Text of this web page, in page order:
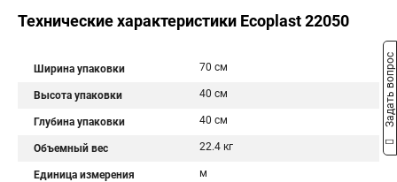
Технические характеристики Ecoplast 22050
Ширина упаковки 70 см
Высота упаковки 40 см
Глубина упаковки 40 см
Объемный вес 22.4 кг
Единица измерения м
Задать вопрос